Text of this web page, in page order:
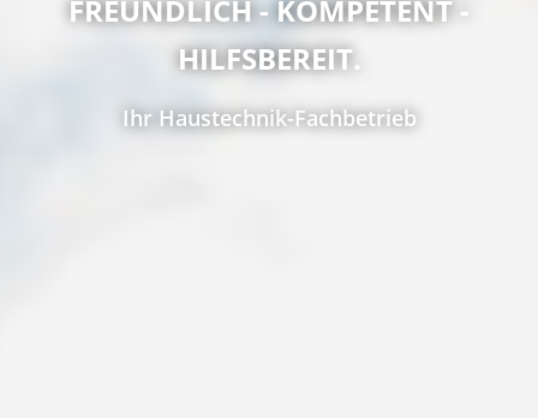
Über uns
FREUNDLICH - KOMPETENT -
HILFSBEREIT.
Ihr Haustechnik-Fachbetrieb